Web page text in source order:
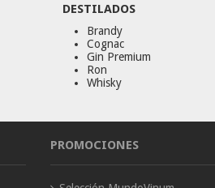
DESTILADOS
Brandy
Cognac
Gin Premium
Ron
Whisky
PROMOCIONES